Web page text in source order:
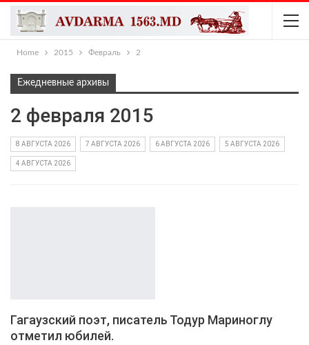
Home 2015 Февраль 2
Ежедневные архивы
2 февраля 2015
8 АВГУСТА 2026 7 АВГУСТА 2026 6 АВГУСТА 2026 5 АВГУСТА 2026
4 АВГУСТА 2026
Гагаузский поэт, писатель Тодур Мариноглу
отметил юбилей.